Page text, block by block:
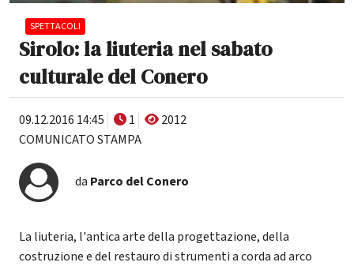
SPETTACOLI
Sirolo: la liuteria nel sabato
culturale del Conero
09.12.2016 14:45 1
2012
COMUNICATO STAMPA
da Parco del Conero
La liuteria, l'antica arte della progettazione, della
costruzione e del restauro di strumenti a corda ad arco